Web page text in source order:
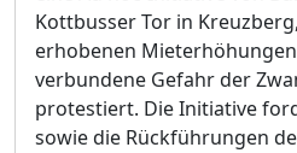
Kottbusser Tor in
erhobenen
verbundene Gefahr der
protestiert. Die Initiative
sowie die Rückführungen